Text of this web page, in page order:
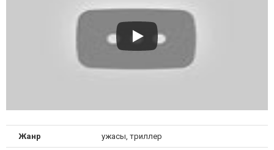
Жанр ужасы, триллер